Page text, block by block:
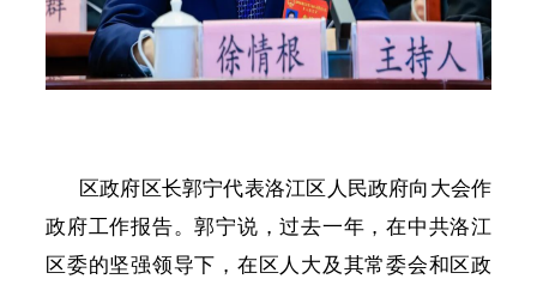
区政府区长郭宁代表洛江区人民政府向大会作
政府工作报告。郭宁说，过去一年，在中共洛江
区委的坚强领导下，在区人大及其常委会和区政